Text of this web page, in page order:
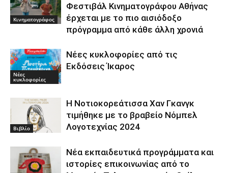
Κινηματογράφος
Φεστιβάλ Κινηματογράφου Αθήνας
έρχεται με το πιο αισιόδοξο
πρόγραμμα από κάθε άλλη χρονιά
Νέες
κυκλοφορίες
Νέες κυκλοφορίες από τις
Εκδόσεις Ίκαρος
Βιβλίο
Η Νοτιοκορεάτισσα Χαν Γκανγκ
τιμήθηκε με το βραβείο Νόμπελ
Λογοτεχνίας 2024
Νέα εκπαιδευτικά προγράμματα και
ιστορίες επικοινωνίας από το